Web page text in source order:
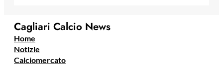
Cagliari Calcio News
Home
Notizie
Calciomercato